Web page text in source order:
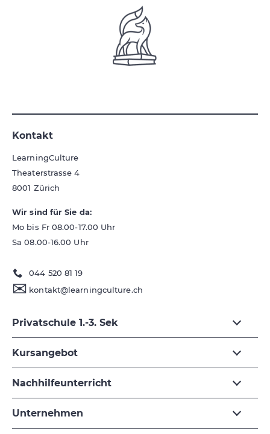
Kontakt
LearningCulture
Theaterstrasse 4
8001 Zürich
Wir sind für Sie da:
Mo bis Fr 08.00-17.00 Uhr
Sa 08.00-16.00 Uhr
044 520 81 19
✉ kontakt@learningculture.ch
Privatschule 1.-3. Sek
Kursangebot
Nachhilfeunterricht
Unternehmen